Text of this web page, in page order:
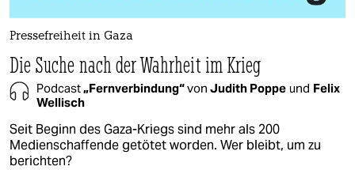
Pressefreiheit in Gaza
Die Suche nach der Wahrheit im Krieg
Podcast„Fernverbindung“von Judith Poppe und Felix
Wellisch
Seit Beginn des Gaza-Kriegs sind mehr als 200
Medienschaffende getötet worden. Wer bleibt, um zu
berichten?